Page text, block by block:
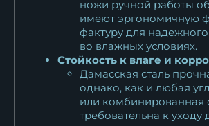
ножи ручной работы
имеют эргономичную
фактуру для
во влажных условиях.
Стойкость к влаге и
Дамасская сталь
однако, как и любая
или комбинированная
требовательна к уходу